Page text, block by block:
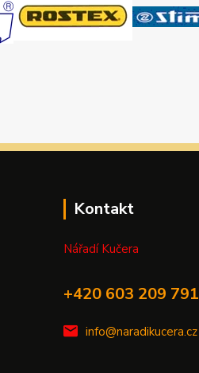
Kontakt
Nářadí Kučera
+420 603 209 791
info@naradikucera.cz